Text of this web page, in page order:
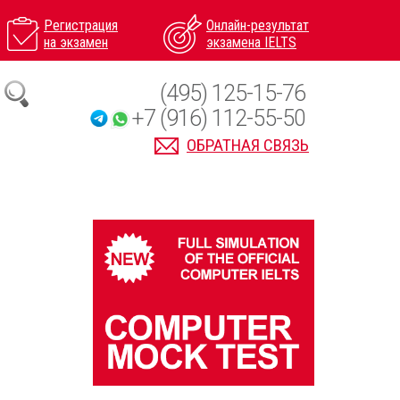
Регистрация
на экзамен
Онлайн-результат
экзамена IELTS
ОБРАТНАЯ СВЯЗЬ
(495) 125-15-76
+7 (916) 112-55-50